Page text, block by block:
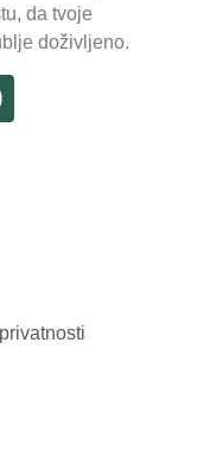
da tvoje
doživljeno.